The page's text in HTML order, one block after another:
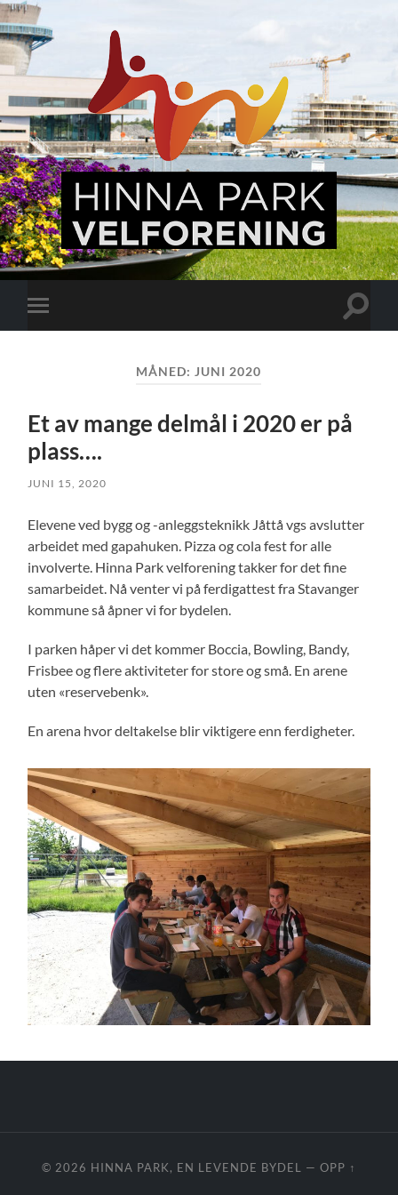
Hinna
Park,
en
Veksle
mobilmeny
Veksle
MÅNED: JUNI 2020
Et av mange delmål i 2020 er på
plass….
JUNI 15, 2020
Elevene ved bygg og -anleggsteknikk Jåttå vgs avslutter
arbeidet med gapahuken. Pizza og cola fest for alle
involverte. Hinna Park velforening takker for det fine
samarbeidet. Nå venter vi på ferdigattest fra Stavanger
kommune så åpner vi for bydelen.
I parken håper vi det kommer Boccia, Bowling, Bandy,
Frisbee og flere aktiviteter for store og små. En arene
uten «reservebenk».
En arena hvor deltakelse blir viktigere enn ferdigheter.
© 2026 HINNA PARK, EN LEVENDE BYDEL — OPP ↑